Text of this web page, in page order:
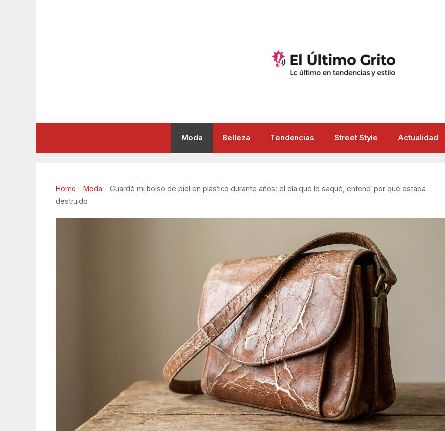
Moda Belleza Tendencias Street Style Actualidad
Home - Moda - Guardé mi bolso de piel en plástico durante años: el día que lo saqué, entendí por qué estaba
destruido